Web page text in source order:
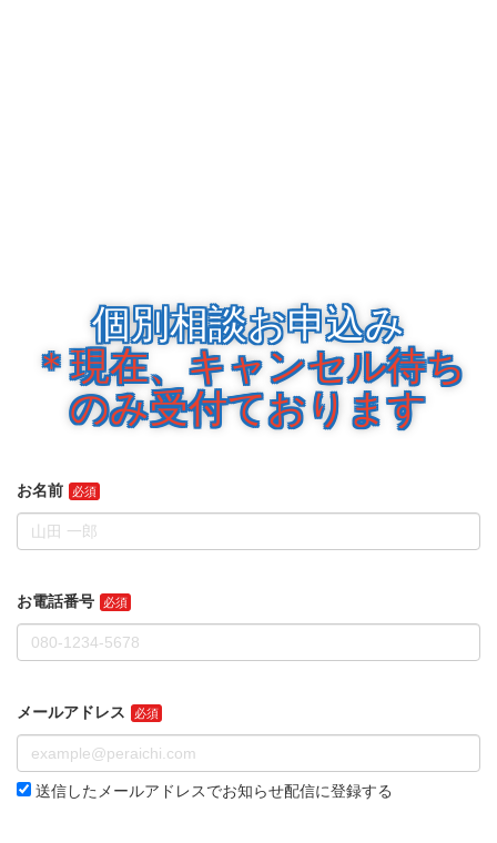
個別相談お申込み
＊現在、キャンセル待ち
のみ受付ております
お名前
お電話番号
メールアドレス
送信したメールアドレスでお知らせ配信に登録する